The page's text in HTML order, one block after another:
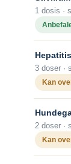
selv.
For
af
Fra
der
for
1 dosis ·
3 doser ·
Kan
2 doser ·
Kan